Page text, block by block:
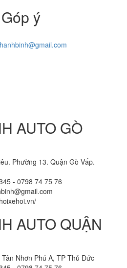
ý
AUTO GÒ
Phường 13. Quận Gò Vấp.
- 0798 74 75 76
AUTO QUẬN
Nhơn Phú A, TP Thủ Đức